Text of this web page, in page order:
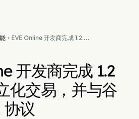
 EVE Online 开发商完成 1.2 亿
开发商完成 1.2
化交易，并与谷
议